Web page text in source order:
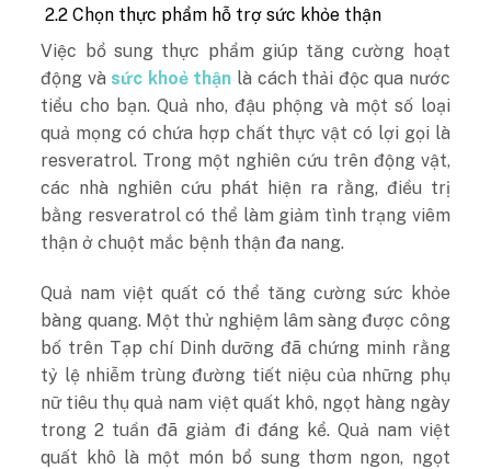
2.2 Chọn thực phẩm hỗ trợ sức khỏe thận
Việc bổ sung thực phẩm giúp tăng cường hoạt
động và sức khoẻ thận là cách thải độc qua nước
tiểu cho bạn. Quả nho, đậu phộng và một số loại
quả mọng có chứa hợp chất thực vật có lợi gọi là
resveratrol. Trong một nghiên cứu trên động vật,
các nhà nghiên cứu phát hiện ra rằng, điều trị
bằng resveratrol có thể làm giảm tình trạng viêm
thận ở chuột mắc bệnh thận đa nang.
Quả nam việt quất có thể tăng cường sức khỏe
bàng quang. Một thử nghiệm lâm sàng được công
bố trên Tạp chí Dinh dưỡng đã chứng minh rằng
tỷ lệ nhiễm trùng đường tiết niệu của những phụ
nữ tiêu thụ quả nam việt quất khô, ngọt hàng ngày
trong 2 tuần đã giảm đi đáng kể. Quả nam việt
quất khô là một món bổ sung thơm ngon, ngọt